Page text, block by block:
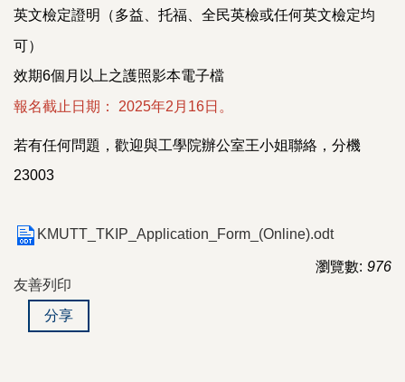
英文檢定證明（多益、托福、全民英檢或任何英文檢定均
可）
效期6個月以上之護照影本電子檔
報名截止日期： 2025年2月16日。
若有任何問題，歡迎與工學院辦公室王小姐聯絡，分機
23003
KMUTT_TKIP_Application_Form_(Online).odt
瀏覽數: 976
友善列印
分享